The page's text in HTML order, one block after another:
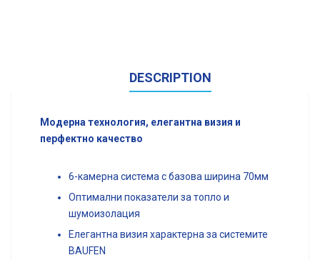
DESCRIPTION
Модерна технология, елегантна визия и
перфектно качество
6-камерна система с базова ширина 70мм
Оптимални показатели за топло и
шумоизолация
Елегантна визия характерна за системите
BAUFEN